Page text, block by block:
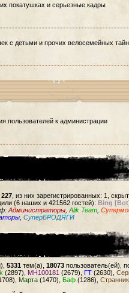
покатушках и серьезные кадры
с детьми и прочих велосемейных тайн.
пользователей к администрации
227 , из них зарегистрированных: 1,
(6 наших и 421562 гостей): Bing
Администраторы Alik Team
СуперБРОДЯГИ
5331 тем(а), 18073 пользователь(ей),
(2897), MH100181 (2679), ГТ (2630),
Марта (1470), Баф (1286), Странник